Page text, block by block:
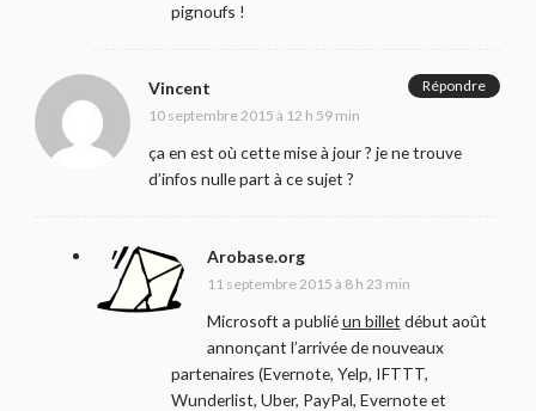
pignoufs !
Vincent
10 septembre 2015 à 12 h 59 min
ça en est où cette mise à jour ? je ne trouve
d’infos nulle part à ce sujet ?
Répondre
Arobase.org
11 septembre 2015 à 8 h 23 min
Microsoft a publiéun billet début août
annonçant l’arrivée de nouveaux
partenaires (Evernote, Yelp, IFTTT,
Wunderlist, Uber, PayPal, Evernote et